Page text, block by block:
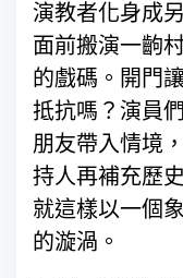
演教者化身成
面前搬演一齣
的戲碼。開門
抵抗嗎？演員
朋友帶入情境
持人再補充歷
就這樣以一個
的漩渦。